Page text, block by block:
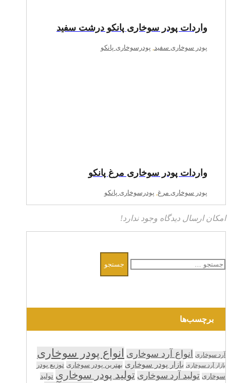
واردات پودر سوخاری پانکو درشت سفید
پودر سوخاری سفید پودرسوخاری پانکو
واردات پودر سوخاری مرغ پانکو
پودر سوخاری مرغ پودرسوخاری پانکو
امکان ارسال دیدگاه وجود ندارد!
برای:
برچسب‌ها
آرد سوخاری انواع آرد سوخاری انواع پودر سوخاری
بازار آرد سوخاری بازار پودر سوخاری بهترین پودر سوخاری توزیع پودر
سوخاری تولید آرد سوخاری تولید پودر سوخاری تولید